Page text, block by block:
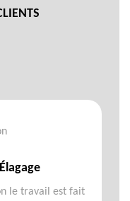
Élagage
le travail est fait